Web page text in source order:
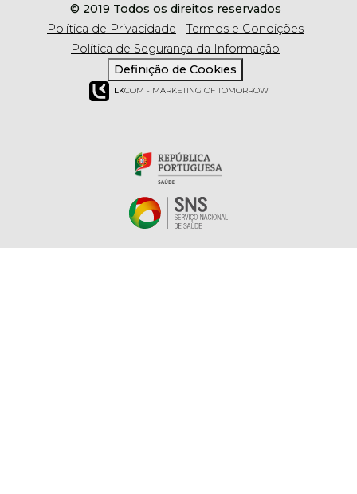
© 2019 Todos os direitos reservados
Política de Privacidade
Termos e Condições
Política de Segurança da Informação
Definição de Cookies
LKCOM - MARKETING OF TOMORROW